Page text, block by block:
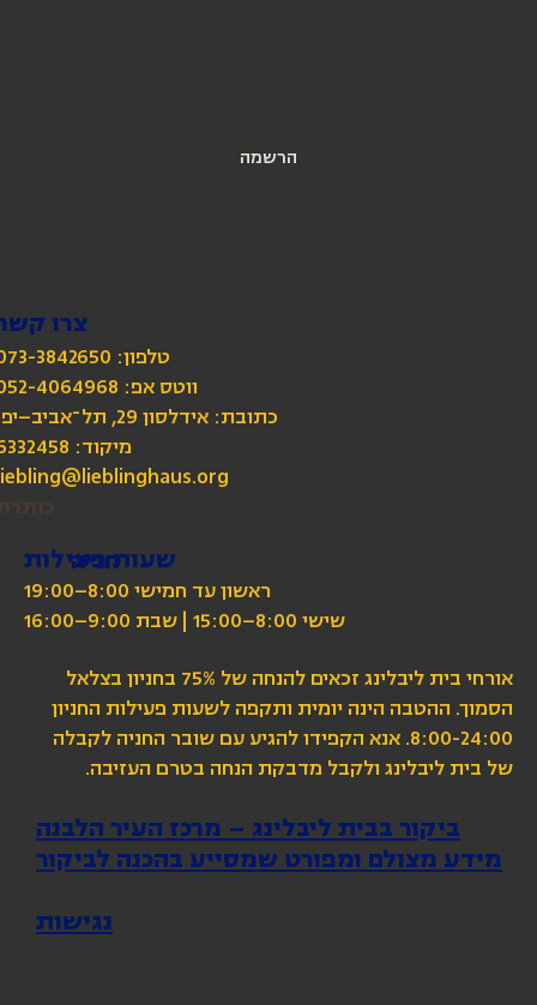
הרשמה
צרו
טלפון: 073-3842650
כתובת: אידלסון 29, תל־אביב–יפו
מיקוד: 6332458
שעות פעילות
ראשון עד חמישי 8:00–19:00
שישי 8:00–15:00 | שבת 9:00–16:00
אורחי בית ליבלינג זכאים להנחה של 75% בחניון בצלאל
הסמוך. ההטבה הינה יומית ותקפה לשעות פעילות החניון
8:00-24:00. אנא הקפידו להגיע עם שובר החניה לקבלה
של בית ליבלינג ולקבל מדבקת הנחה בטרם העזיבה.
ביקור בבית ליבלינג – מרכז העיר הלבנה
מידע מצולם ומפורט שמסייע בהכנה לביקור
נגישות
חניה